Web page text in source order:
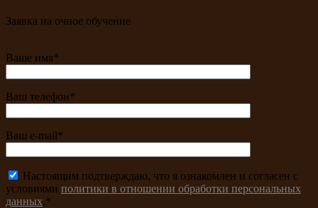
Заявка на очное обучение
Ваше имя*
Ваш телефон*
Ваш e-mail*
Настоящим подтверждаю, что я ознакомлен и согласен с
условиями политики в отношении обработки персональных
данных.*